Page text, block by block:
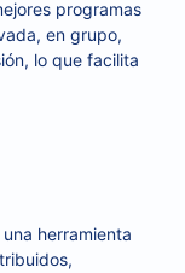
programas
en grupo,
lo que facilita
herramienta